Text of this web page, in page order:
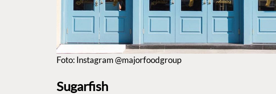
Foto: Instagram @majorfoodgroup
Sugarfish